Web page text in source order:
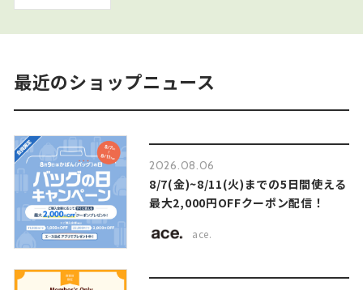
最近のショップニュース
2026.08.06
8/7(金)~8/11(火)までの5日間使える
最大2,000円OFFクーポン配信！
ace.